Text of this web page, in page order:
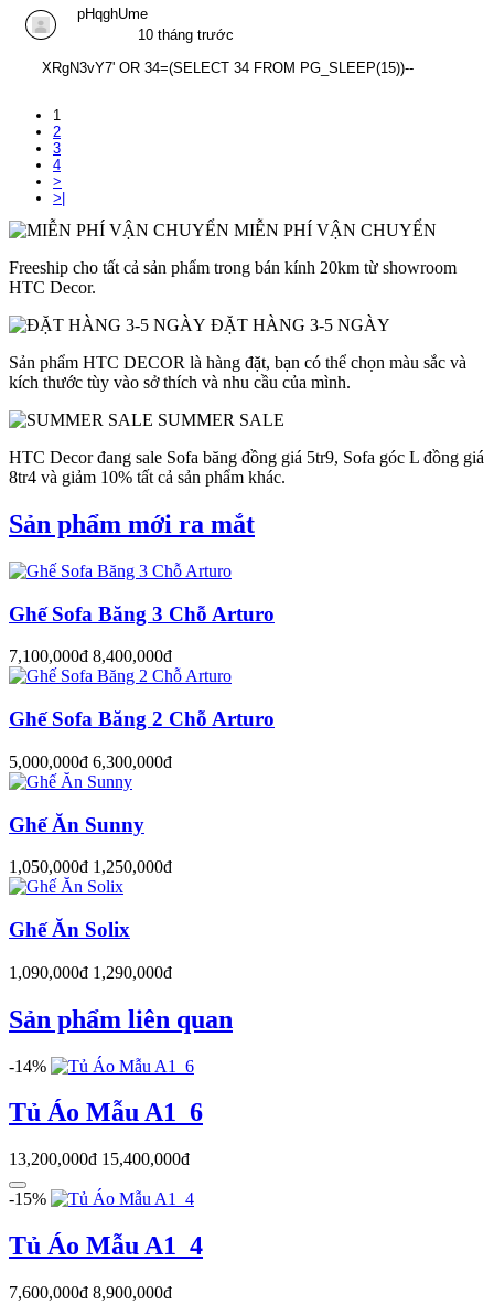
pHqghUme
10 tháng trước
XRgN3vY7' OR 34=(SELECT 34 FROM PG_SLEEP(15))--
1
2
3
4
>
>|
MIỄN PHÍ VẬN CHUYỂN
Freeship cho tất cả sản phẩm trong bán kính 20km từ showroom
HTC Decor.
ĐẶT HÀNG 3-5 NGÀY
Sản phẩm HTC DECOR là hàng đặt, bạn có thể chọn màu sắc và
kích thước tùy vào sở thích và nhu cầu của mình.
SUMMER SALE
HTC Decor đang sale Sofa băng đồng giá 5tr9, Sofa góc L đồng giá
8tr4 và giảm 10% tất cả sản phẩm khác.
Sản phẩm mới ra mắt
Ghế Sofa Băng 3 Chỗ Arturo
7,100,000đ 8,400,000đ
Ghế Sofa Băng 2 Chỗ Arturo
5,000,000đ 6,300,000đ
Ghế Ăn Sunny
1,050,000đ 1,250,000đ
Ghế Ăn Solix
1,090,000đ 1,290,000đ
Sản phẩm liên quan
-14%
Tủ Áo Mẫu A1_6
13,200,000đ 15,400,000đ
-15%
Tủ Áo Mẫu A1_4
7,600,000đ 8,900,000đ